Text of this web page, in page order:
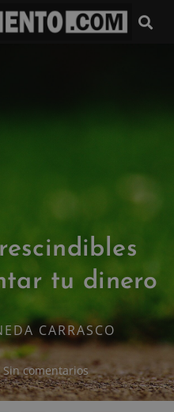
tu dinero
CARRASCO
Sin comentarios